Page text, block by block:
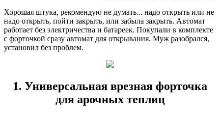
Хорошая штука, рекомендую не думать... надо открыть или не
надо открыть, пойти закрыть, или забыла закрыть. Автомат
работает без электричества и батареек. Покупали в комплекте
с форточкой сразу автомат для открывания. Муж разобрался,
установил без проблем.
1. Универсальная врезная форточка
для арочных теплиц